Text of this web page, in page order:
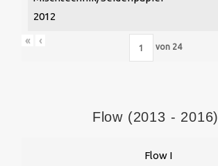
2012
« ‹
von 24
Flow (2013 - 2016)
Flow I